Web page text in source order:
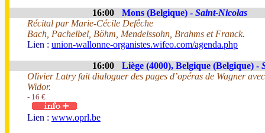
16:00 Mons (Belgique) - Saint-Nicolas
Récital par Marie-Cécile Defêche
Bach, Pachelbel, Böhm, Mendelssohn, Brahms et Franck.
Lien : union-wallonne-organistes.wifeo.com/agenda.php
16:00 Liège (4000), Belgique (Belgique) -
Olivier Latry fait dialoguer des pages d’opéras de Wagner
Widor.
- 16 €
Lien : www.oprl.be